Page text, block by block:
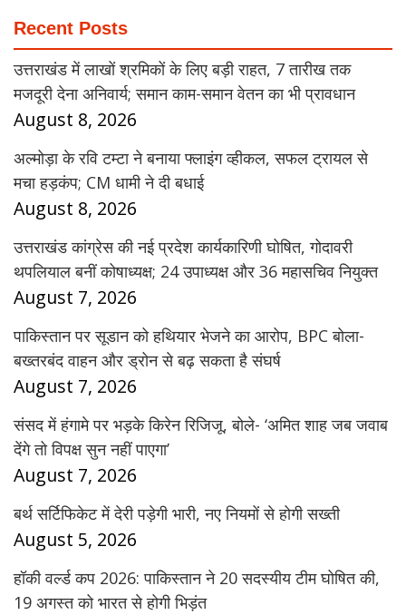
Recent Posts
उत्तराखंड में लाखों श्रमिकों के लिए बड़ी राहत, 7 तारीख तक
मजदूरी देना अनिवार्य; समान काम-समान वेतन का भी प्रावधान
August 8, 2026
अल्मोड़ा के रवि टम्टा ने बनाया फ्लाइंग व्हीकल, सफल ट्रायल से
मचा हड़कंप; CM धामी ने दी बधाई
August 8, 2026
उत्तराखंड कांग्रेस की नई प्रदेश कार्यकारिणी घोषित, गोदावरी
थपलियाल बनीं कोषाध्यक्ष; 24 उपाध्यक्ष और 36 महासचिव नियुक्त
August 7, 2026
पाकिस्तान पर सूडान को हथियार भेजने का आरोप, BPC बोला-
बख्तरबंद वाहन और ड्रोन से बढ़ सकता है संघर्ष
August 7, 2026
संसद में हंगामे पर भड़के किरेन रिजिजू, बोले- ‘अमित शाह जब जवाब
देंगे तो विपक्ष सुन नहीं पाएगा’
August 7, 2026
बर्थ सर्टिफिकेट में देरी पड़ेगी भारी, नए नियमों से होगी सख्ती
August 5, 2026
हॉकी वर्ल्ड कप 2026: पाकिस्तान ने 20 सदस्यीय टीम घोषित की,
19 अगस्त को भारत से होगी भिड़ंत